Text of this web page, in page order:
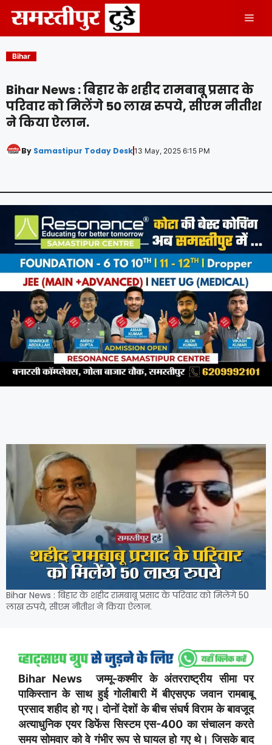
content
Bihar
Bihar News : बिहार के शहीद रामबाबू प्रसाद के
परिवार को मिलेंगे 50 लाख रुपये, सीएम नीतीश
ने किया ऐलान.
By Samastipur Today Desk13 May, 2025 6:15 PM
Bihar News : बिहार के शहीद रामबाबू प्रसाद के परिवार को मिलेंगे 50
लाख रुपये, सीएम नीतीश ने किया ऐलान.
Bihar News जम्मू-कश्मीर के अंतरराष्ट्रीय सीमा पर
पाकिस्तान के साथ हुई गोलीबारी में बीएसएफ जवान रामबाबू
प्रसाद शहीद हो गए। दोनों देशों के बीच संघर्ष विराम के बावजूद
अत्याधुनिक एयर डिफेंस सिस्टम एस-400 का संचालन करते
समय सोमवार को वे गंभीर रूप से घायल हो गए थे। जिसके बाद